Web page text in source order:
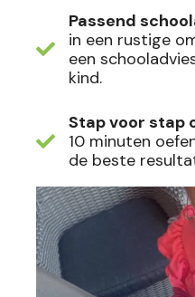
Passend
in een rustige
een
kind.
Stap voor stap
10 minuten
de beste